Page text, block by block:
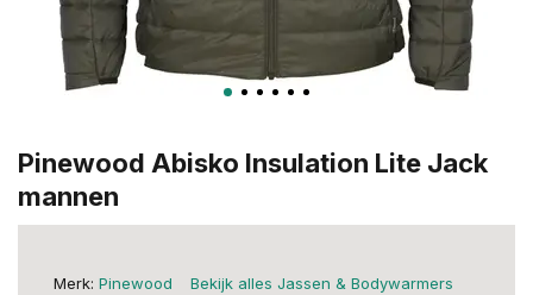
Pinewood Abisko Insulation Lite Jack
mannen
Merk: Pinewood Bekijk alles Jassen & Bodywarmers